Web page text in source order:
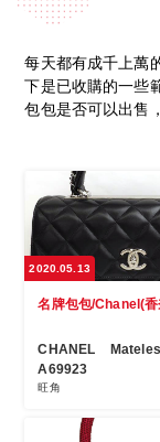
每天都有成千上萬
下是已收購的一些
包包是否可以出售
2020.05.13
名牌包包/Chanel(
CHANEL
A69923
旺角